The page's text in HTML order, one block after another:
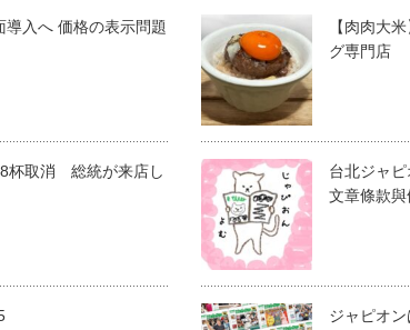
入へ 価格の表示問題
杯取消 総統が来店し
【肉肉大
グ専門店
台北ジャ
文章條款與
ジャピオ